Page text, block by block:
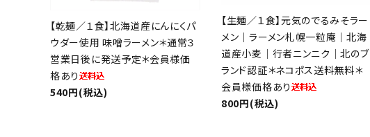
【乾麺／１食】北海道産にんにくパ
ウダー使用 味噌ラーメン＊通常３
営業日後に発送予定＊会員様価
格あり
540円(税込)
【生麺／１食】元気のでるみそラー
メン｜ラーメン札幌一粒庵｜北海
道産小麦｜行者ニンニク｜北のブ
ランド認証＊ネコポス送料無料＊
会員様価格あり
800円(税込)